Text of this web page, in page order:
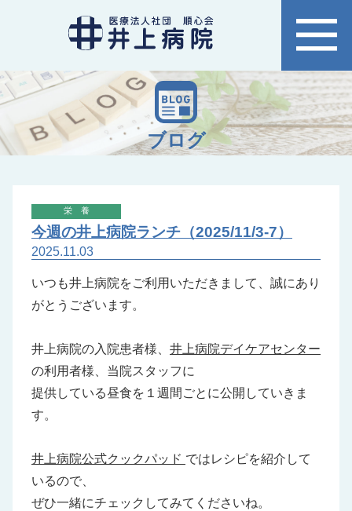
ブログ
栄養
今週の井上病院ランチ（2025/11/3-7）
2025.11.03
いつも井上病院をご利用いただきまして、誠にあり
がとうございます。
井上病院の入院患者様、 井上病院デイケアセンター
の利用者様、当院スタッフに
提供している昼食を１週間ごとに公開していきま
す。
井上病院公式クックパッド ではレシピを紹介して
いるので、
ぜひ一緒にチェックしてみてくださいね。